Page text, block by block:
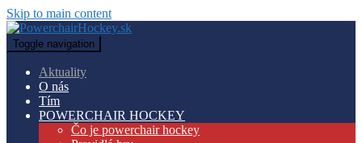
Skip to main content
Toggle navigation
Aktuality
O nás
Tím
POWERCHAIR HOCKEY
Čo je powerchair hockey